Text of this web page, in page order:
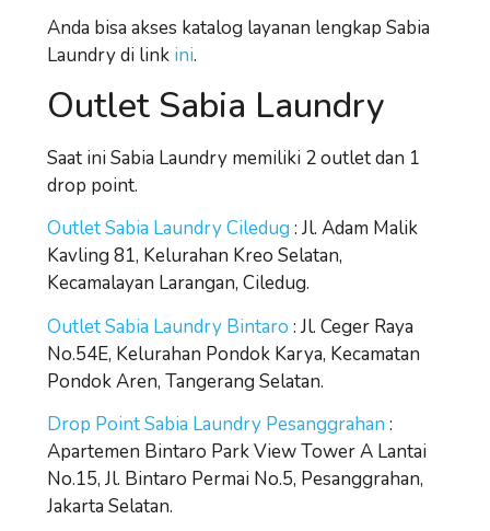
Anda bisa akses katalog layanan lengkap Sabia
Laundry di link ini.
Outlet Sabia Laundry
Saat ini Sabia Laundry memiliki 2 outlet dan 1
drop point.
Outlet Sabia Laundry Ciledug : Jl. Adam Malik
Kavling 81, Kelurahan Kreo Selatan,
Kecamalayan Larangan, Ciledug.
Outlet Sabia Laundry Bintaro : Jl. Ceger Raya
No.54E, Kelurahan Pondok Karya, Kecamatan
Pondok Aren, Tangerang Selatan.
Drop Point Sabia Laundry Pesanggrahan :
Apartemen Bintaro Park View Tower A Lantai
No.15, Jl. Bintaro Permai No.5, Pesanggrahan,
Jakarta Selatan.